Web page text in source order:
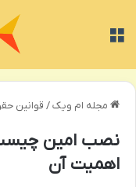
مجله ام ویک/ قوانین
نصب امین
اهمیت آن